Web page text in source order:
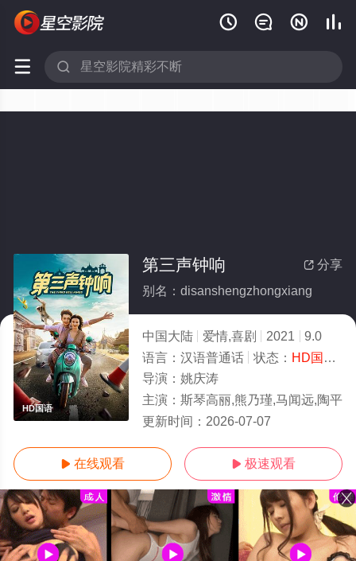
   
 
HD国语
 分享
第三声钟响
别名：disanshengzhongxiang
中国大陆 爱情,喜剧 2021
9.0
语言： 汉语普通话 状态： HD国语/高清
导演： 姚庆涛
主演： 斯琴高丽,熊乃瑾,马闻远,陶平
更新时间： 2026-07-07
 在线观看  极速观看